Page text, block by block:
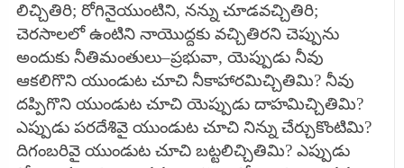
లిచ్చితిరి; రోగినైయుంటిని, నన్ను చూడవచ్చితిరి;
చెరసాలలో ఉంటిని నాయొద్దకు వచ్చితిరని చెప్పును
అందుకు నీతిమంతులు–ప్రభువా, యెప్పుడు నీవు
ఆకలిగొని యుండుట చూచి నీకాహారమిచ్చితిమి? నీవు
దప్పిగొని యుండుట చూచి యెప్పుడు దాహమిచ్చితిమి?
ఎప్పుడు పరదేశివై యుండుట చూచి నిన్ను చేర్చుకొంటిమి?
దిగంబరివై యుండుట చూచి బట్టలిచ్చితిమి? ఎప్పుడు